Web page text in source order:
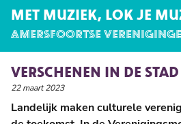
MET MUZIEK, LOK JE
AMERSFOORTSE
VERSCHENEN IN DE
22 maart 2023
Landelijk maken culturele